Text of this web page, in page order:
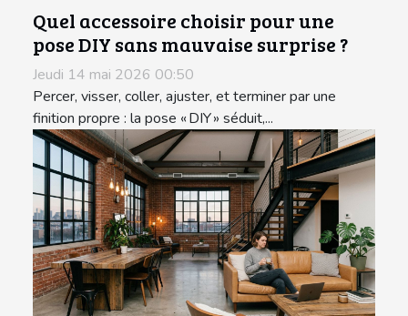
Quel accessoire choisir pour une
pose DIY sans mauvaise surprise ?
Jeudi 14 mai 2026 00:50
Percer, visser, coller, ajuster, et terminer par une
finition propre : la pose « DIY » séduit,...